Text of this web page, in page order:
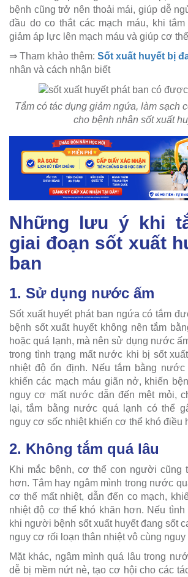
bệnh cũng trở nên thoải mái, giúp dễ
đầu do co thắt các mạch máu, khi
giảm áp lực lên mạch máu và giúp cơ
⇒ Tham khảo thêm: Sốt xuất huyết bị
nhân và cách nhận biết
Tắm có tác dụng giảm ngứa, làm sạch
cho bệnh nhân sốt xuất
Những lưu ý khi
giai đoạn sốt xuất
ban
1. Sử dụng nước ấm
Sốt xuất huyết phát ban ngứa có tắm
bệnh sốt xuất huyết không nên tắm
hoặc quá lạnh, mà nên sử dụng nước
trong tình trạng mất nước khi bị sốt
nhiệt độ ổn định. Nếu tắm bằng
khiến các mạch máu giãn nở, khiến
nguy cơ mất nước dẫn đến mệt mỏi,
lại, tắm bằng nước quá lạnh có thể
nguy cơ sốc nhiệt khiến cơ thể khó điều
2. Không tắm quá lâu
Khi mắc bệnh, cơ thể con người cũng
hơn. Tắm hay ngâm mình trong nước
cơ thể mất nhiệt, dẫn đến co mạch,
nhiệt độ cơ thể khó khăn hơn. Nếu tình
khi người bệnh sốt xuất huyết đang sốt
nguy cơ rối loạn thân nhiệt vô cùng nguy
Mặt khác, ngâm mình quá lâu trong
dễ bị mềm nứt nẻ, tạo cơ hội cho các